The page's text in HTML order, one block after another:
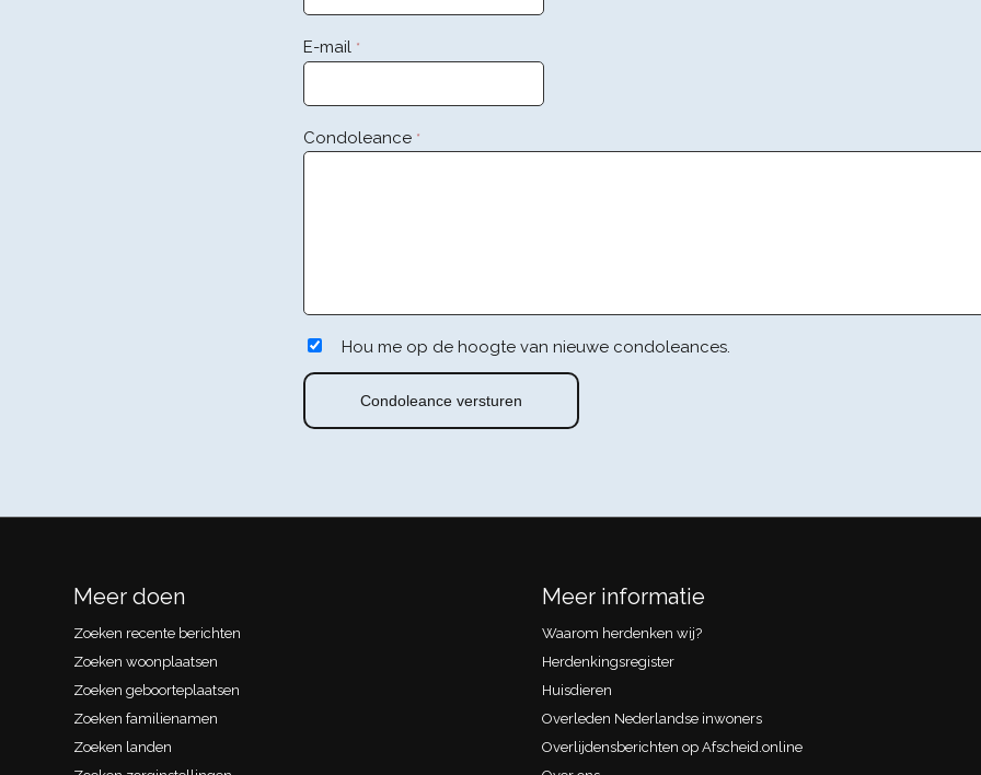
E-mail *
Condoleance *
Hou me op de hoogte van nieuwe condoleances.
Meer doen
Zoeken recente berichten
Zoeken woonplaatsen
Zoeken geboorteplaatsen
Zoeken familienamen
Zoeken landen
Meer informatie
Waarom herdenken wij?
Herdenkingsregister
Huisdieren
Overleden Nederlandse inwoners
Overlijdensberichten op Afscheid.online